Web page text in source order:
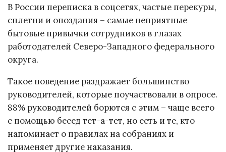
В России переписка в соцсетях, частые перекуры,
сплетни и опоздания – самые неприятные
бытовые привычки сотрудников в глазах
работодателей Северо-Западного федерального
округа.
Такое поведение раздражает большинство
руководителей, которые поучаствовали в опросе.
88% руководителей борются с этим – чаще всего
с помощью бесед тет-а-тет, но есть и те, кто
напоминает о правилах на собраниях и
применяет другие наказания.